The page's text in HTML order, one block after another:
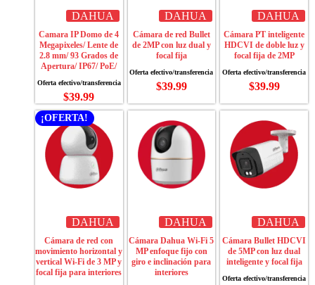
DAHUA
Camara IP Domo de 4
Megapixeles/ Lente de
2.8 mm/ 93 Grados de
Apertura/ IP67/ PoE/
$39.99
DAHUA
Cámara de red Bullet
de 2MP con luz dual y
focal fija
$39.99
DAHUA
Cámara PT inteligente
HDCVI de doble luz y
focal fija de 2MP
$39.99
¡OFERTA!
DAHUA
Cámara de red con
movimiento horizontal y
vertical Wi-Fi de 3 MP y
focal fija para interiores
DAHUA
Cámara Dahua Wi-Fi 5
MP enfoque fijo con
giro e inclinación para
interiores
DAHUA
Cámara Bullet HDCVI
de 5MP con luz dual
inteligente y focal fija